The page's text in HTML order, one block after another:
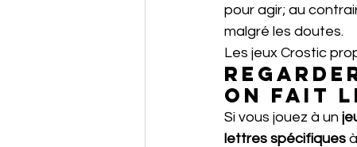
pour agir; au
malgré les doutes.
Les jeux Crostic
on fait
Si vous jouez à un
lettres spécifiques